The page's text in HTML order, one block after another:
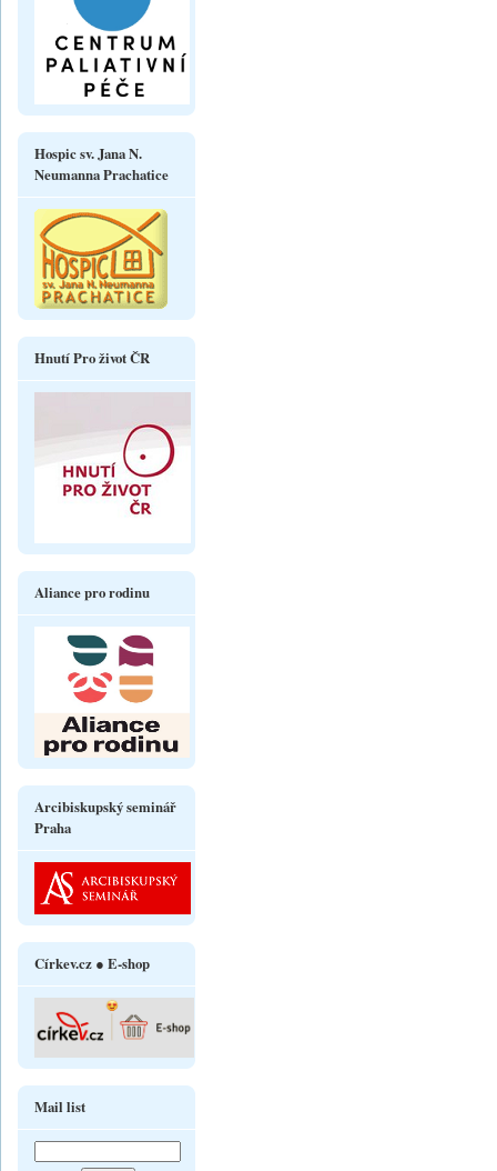
Hospic sv. Jana N.
Neumanna Prachatice
Hnutí Pro život ČR
Aliance pro rodinu
Arcibiskupský seminář
Praha
Církev.cz ● E-shop
Mail list